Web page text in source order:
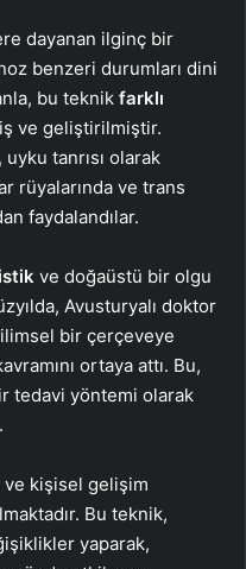
dayanan ilginç bir
benzeri durumları dini
bu teknik farklı
ve geliştirilmiştir.
tanrısı olarak
rüyalarında ve trans
faydalandılar.
ve doğaüstü bir olgu
Avusturyalı doktor
bir çerçeveye
ortaya attı. Bu,
tedavi yöntemi olarak
kişisel gelişim
Bu teknik,
yaparak,